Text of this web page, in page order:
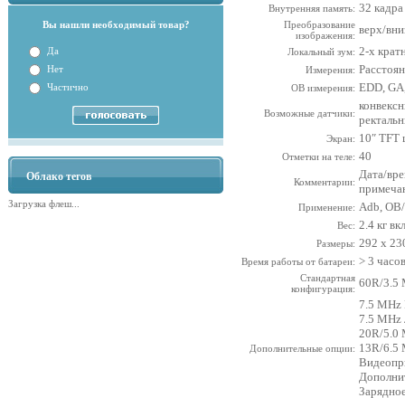
Вы нашли необходимый товар?
Да
Нет
Частично
Облако тегов
Загрузка флеш...
Внутренняя память: 32 кадрa
Преобразование
изображения: верх/
Локальный зум: 2-х
Измерения:
ОВ измерения: EDD,
Возможные датчики:
Экран: 10″
Отметки на теле: 40
Комментарии:
Дата/
Применение: Adb,
Вес: 2.4 кг
Размеры: 292 х
Время работы от батареи: > 3 часов
Стандартная
конфигурация: 60R/3.5
Дополнительные опции:
7.5 MHz
7.5 MHz
20R/5.0
13R/6.5